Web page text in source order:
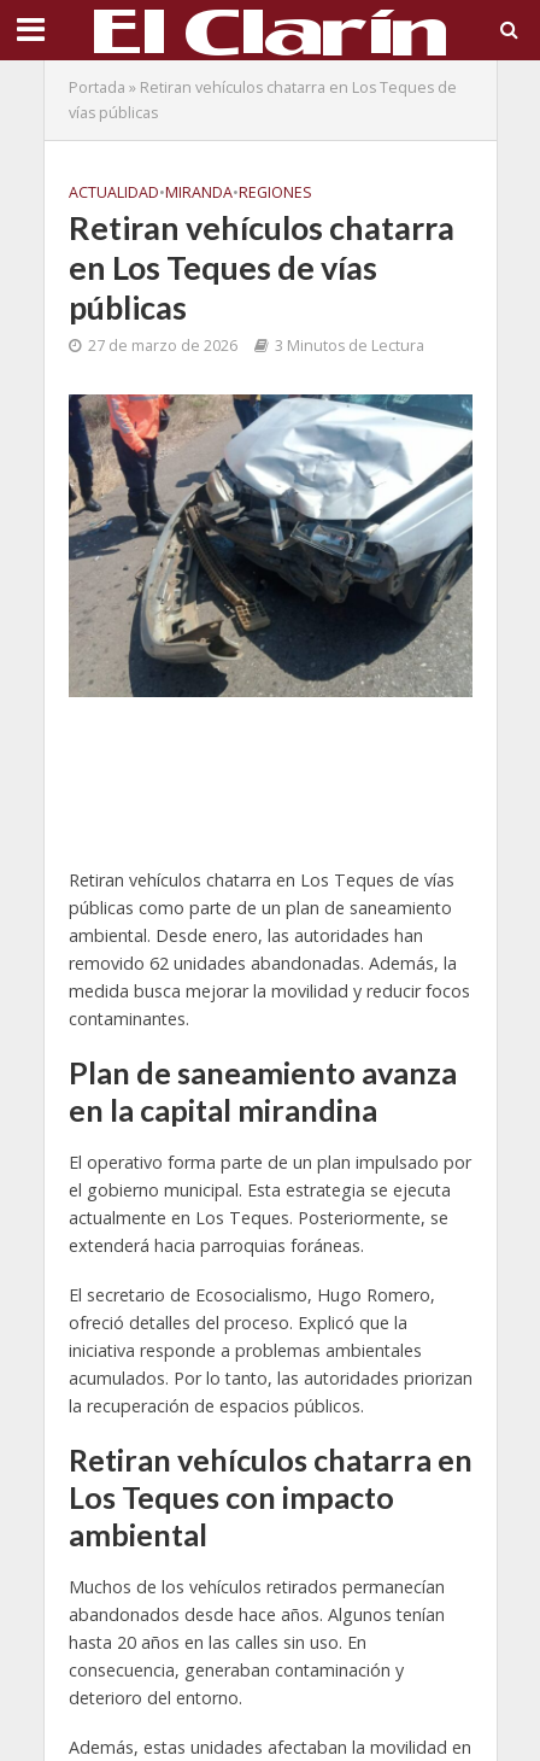
Portada » Retiran vehículos chatarra en Los Teques de
vías públicas
ACTUALIDAD•MIRANDA•REGIONES
Retiran vehículos chatarra
en Los Teques de vías
públicas
27 de marzo de 2026 3 Minutos de Lectura
Retiran vehículos chatarra en Los Teques de vías
públicas como parte de un plan de saneamiento
ambiental. Desde enero, las autoridades han
removido 62 unidades abandonadas. Además, la
medida busca mejorar la movilidad y reducir focos
contaminantes.
Plan de saneamiento avanza
en la capital mirandina
El operativo forma parte de un plan impulsado por
el gobierno municipal. Esta estrategia se ejecuta
actualmente en Los Teques. Posteriormente, se
extenderá hacia parroquias foráneas.
El secretario de Ecosocialismo, Hugo Romero,
ofreció detalles del proceso. Explicó que la
iniciativa responde a problemas ambientales
acumulados. Por lo tanto, las autoridades priorizan
la recuperación de espacios públicos.
Retiran vehículos chatarra en
Los Teques con impacto
ambiental
Muchos de los vehículos retirados permanecían
abandonados desde hace años. Algunos tenían
hasta 20 años en las calles sin uso. En
consecuencia, generaban contaminación y
deterioro del entorno.
Además, estas unidades afectaban la movilidad en